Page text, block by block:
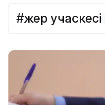
#жер учаскесі